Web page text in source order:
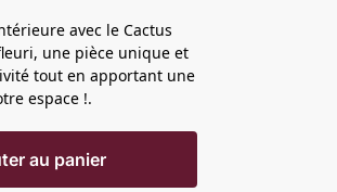
avec le Cactus
une pièce unique et
tout en apportant une
espace !.
au panier